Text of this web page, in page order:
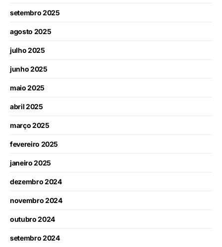
setembro 2025
agosto 2025
julho 2025
junho 2025
maio 2025
abril 2025
março 2025
fevereiro 2025
janeiro 2025
dezembro 2024
novembro 2024
outubro 2024
setembro 2024